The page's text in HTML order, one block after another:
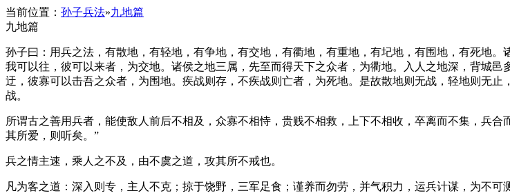
当前位置： 孙子兵法»九地篇
九地篇
孙子曰：用兵之法，有散地，有轻地，有争地，有交地，有衢地，有重地，有圮地，有围地，有死地
我可以往，彼可以来者，为交地。诸侯之地三属，先至而得天下之众者，为衢地。入人之地深，背城
迂，彼寡可以击吾之众者，为围地。疾战则存，不疾战则亡者，为死地。是故散地则无战，轻地则无
战。
所谓古之善用兵者，能使敌人前后不相及，众寡不相恃，贵贱不相救，上下不相收，卒离而不集，兵
其所爱，则听矣。”
兵之情主速，乘人之不及，由不虞之道，攻其所不戒也。
凡为客之道：深入则专，主人不克；掠于饶野，三军足食；谨养而勿劳，并气积力，运兵计谋，为不